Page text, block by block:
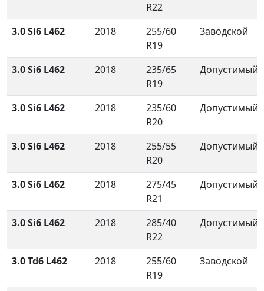
R22
3.0 Si6 L462 2018
255/60
R19
Заводской
3.0 Si6 L462 2018
235/65
R19
Допустимый
3.0 Si6 L462 2018
235/60
R20
Допустимый
3.0 Si6 L462 2018
255/55
R20
Допустимый
3.0 Si6 L462 2018
275/45
R21
Допустимый
3.0 Si6 L462 2018
285/40
R22
Допустимый
3.0 Td6 L462 2018
255/60
R19
Заводской